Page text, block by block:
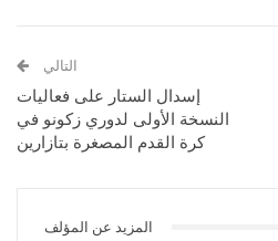
التالي
إسدال الستار على فعاليات
النسخة الأولى لدوري زكونو في
كرة القدم المصغرة بتازارين
المزيد عن المؤلف